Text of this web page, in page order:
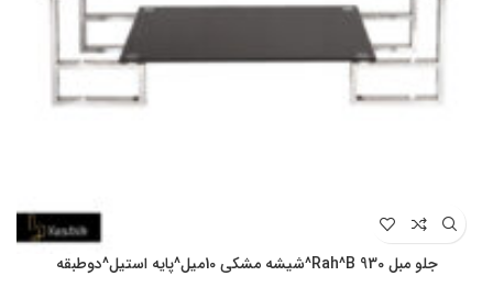
جلو مبل Rah^B 930^شیشه مشکی 10میل^پایه استیل^دوطبقه